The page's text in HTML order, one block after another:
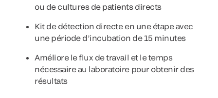
ou de cultures de patients directs
Kit de détection directe en une étape avec
une période d’incubation de 15 minutes
Améliore le flux de travail et le temps
nécessaire au laboratoire pour obtenir des
résultats